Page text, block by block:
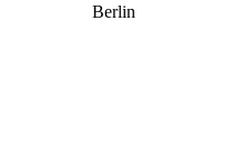
Berlin